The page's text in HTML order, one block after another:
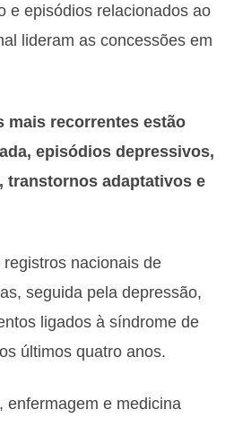
e episódios relacionados ao
lideram as concessões em
mais recorrentes estão
episódios depressivos,
transtornos adaptativos e
nacionais de
seguida pela depressão,
ligados à síndrome de
últimos quatro anos.
enfermagem e medicina